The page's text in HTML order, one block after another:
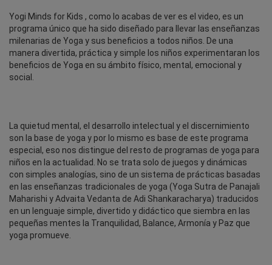
Yogi Minds for Kids , como lo acabas de ver es el video, es un
programa único que ha sido diseñado para llevar las enseñanzas
milenarias de Yoga y sus beneficios a todos niños. De una
manera divertida, práctica y simple los niños experimentaran los
beneficios de Yoga en su ámbito físico, mental, emocional y
social.
La quietud mental, el desarrollo intelectual y el discernimiento
son la base de yoga y por lo mismo es base de este programa
especial, eso nos distingue del resto de programas de yoga para
niños en la actualidad. No se trata solo de juegos y dinámicas
con simples analogías, sino de un sistema de prácticas basadas
en las enseñanzas tradicionales de yoga (Yoga Sutra de Panajali
Maharishi y Advaita Vedanta de Adi Shankaracharya) traducidos
en un lenguaje simple, divertido y didáctico que siembra en las
pequeñas mentes la Tranquilidad, Balance, Armonía y Paz que
yoga promueve.